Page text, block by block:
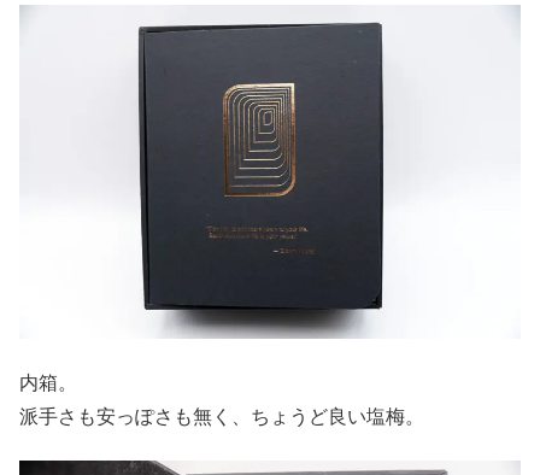
内箱。
派手さも安っぽさも無く、ちょうど良い塩梅。